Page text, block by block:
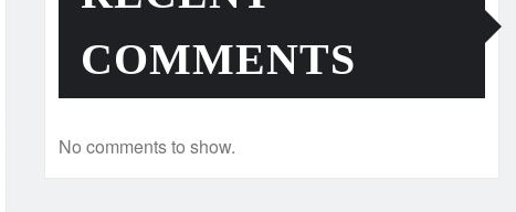
COMMENTS
No comments to show.